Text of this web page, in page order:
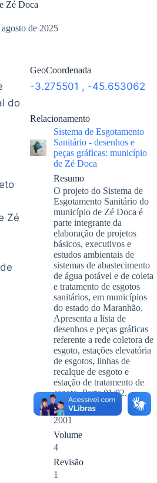
Zé Doca
de 2025
do
Zé
GeoCoordenada
-3.275501 , -45.653062
Relacionamento
Sistema de Esgotamento
Sanitário - desenhos e
peças gráficas: município
de Zé Doca
Resumo
O projeto do Sistema de
Esgotamento Sanitário do
município de Zé Doca é
parte integrante da
elaboração de projetos
básicos, executivos e
estudos ambientais de
sistemas de abastecimento
de água potável e de coleta
e tratamento de esgotos
sanitários, em municípios
do estado do Maranhão.
Apresenta a lista de
desenhos e peças gráficas
referente a rede coletora de
esgoto, estações elevatória
de esgotos, linhas de
recalque de esgoto e
estação de tratamento de
esgoto. Parte 01/02.
Ano
2001
Volume
4
Revisão
1